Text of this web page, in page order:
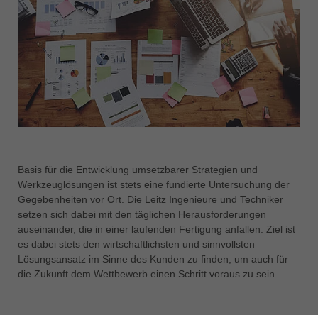
Basis für die Entwicklung umsetzbarer Strategien und
Werkzeuglösungen ist stets eine fundierte Untersuchung der
Gegebenheiten vor Ort. Die Leitz Ingenieure und Techniker
setzen sich dabei mit den täglichen Herausforderungen
auseinander, die in einer laufenden Fertigung anfallen. Ziel ist
es dabei stets den wirtschaftlichsten und sinnvollsten
Lösungsansatz im Sinne des Kunden zu finden, um auch für
die Zukunft dem Wettbewerb einen Schritt voraus zu sein.